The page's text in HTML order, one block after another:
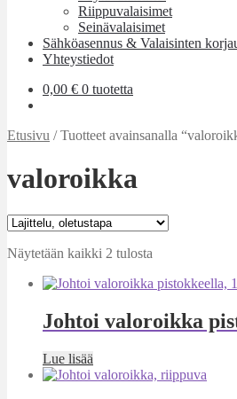
Riippuvalaisimet
Seinävalaisimet
Sähköasennus & Valaisinten
Yhteystiedot
0,00 € 0 tuotetta
Etusivu /Tuotteet avainsanalla
valoroikka
Näytetään kaikki 2 tulosta
Johtoi valoroikka
Lue lisää